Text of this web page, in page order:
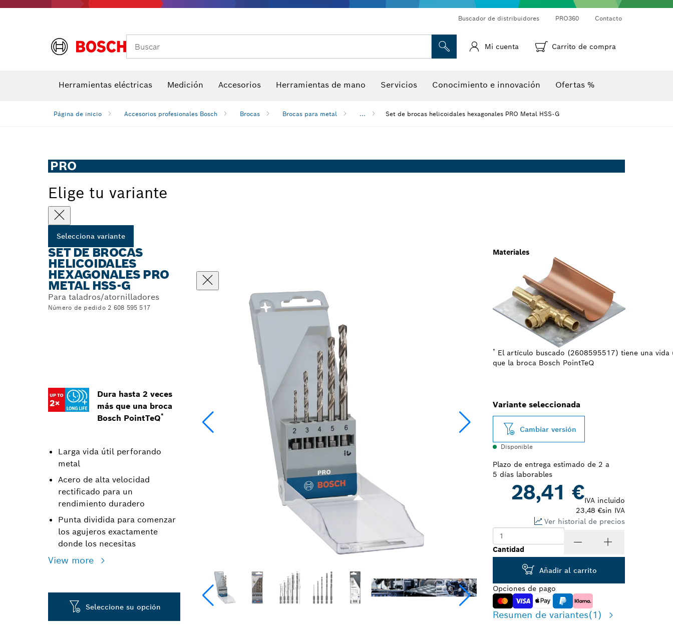
Buscador de distribuidores PRO360 Contacto
Buscar Mi cuenta Carrito de compra
Herramientas eléctricas Medición Accesorios Herramientas de mano Servicios Conocimiento e innovación Ofertas %
Página de inicio Accesorios profesionales Bosch Brocas Brocas para metal ... Set de brocas helicoidales hexagonales PRO Metal HSS-G
PRO
Elige tu variante
Selecciona variante
SET DE BROCAS
HELICOIDALES
HEXAGONALES PRO
METAL HSS-G
Para taladros/atornilladores
Número de pedido 2 608 595 517
Dura hasta 2 veces
más que una broca
Bosch PointTeQ*
Larga vida útil perforando
metal
Acero de alta velocidad
rectificado para un
rendimiento duradero
Punta dividida para comenzar
los agujeros exactamente
donde los necesitas
View more
Materiales
*El artículo buscado (2608595517) tiene una vida
que la broca Bosch PointTeQ
Seleccione su opción
Variante seleccionada
Cambiar versión
Disponible
Plazo de entrega estimado de 2 a
5 días laborables
28,41 €IVA incluido
23,48 €sin IVA
Ver historial de precios
Cantidad
Añadir al carrito
Opciones de pago
Resumen de variantes(1)